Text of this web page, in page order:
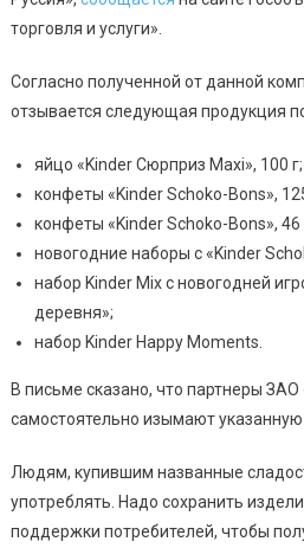
торговля и услуги».
Согласно полученной от данной
отзывается следующая продукция
яйцо «Kinder Сюрприз Maxi», 100 г;
конфеты «Kinder Schoko-Bons»,
конфеты «Kinder Schoko-Bons», 46
новогодние наборы с «Kinder
набор Kinder Mix с новогодней
деревня»;
набор Kinder Happy Moments.
В письме сказано, что партнеры
самостоятельно изымают
Людям, купившим названные
употреблять. Надо сохранить
поддержки потребителей, чтобы